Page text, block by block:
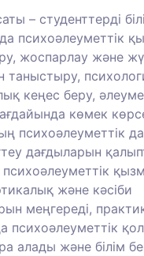
– студенттерді
психоәлеуметтік
жоспарлау және
таныстыру,
кеңес беру,
көмек
психоәлеуметтік
дағдыларын
және кәсіби
меңгереді,
психоәлеуметтік
алады және білім